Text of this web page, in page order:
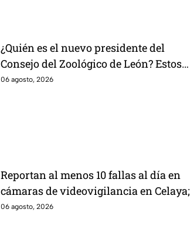
¿Quién es el nuevo presidente del
Consejo del Zoológico de León? Estos
los problemas que enfrenta el complejo
06 agosto, 2026
Reportan al menos 10 fallas al día en
cámaras de videovigilancia en Celaya;
aseguran que es por la 'naturaleza'
06 agosto, 2026